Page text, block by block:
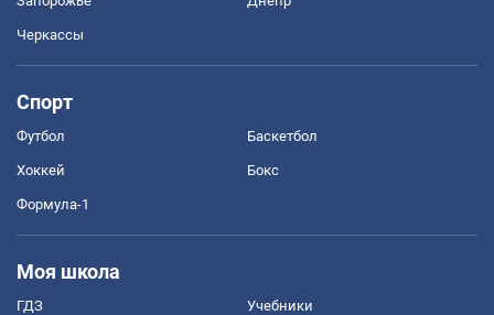
Черкассы
Спорт
Футбол Баскетбол
Хоккей Бокс
Формула-1
Моя школа
ГДЗ Учебники